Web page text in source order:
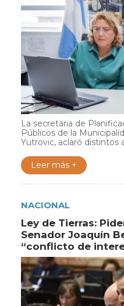
La secretaria de
Públicos de la
Yutrovic, aclaró distintos
Leer más +
NACIONAL
Ley de Tierras:
Senador Joaquín
“conflicto de